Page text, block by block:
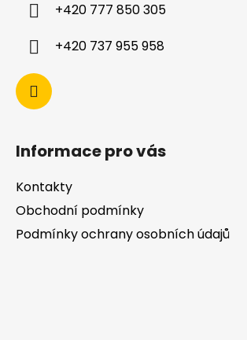
+420 777 850 305
+420 737 955 958
Informace pro vás
Kontakty
Obchodní podmínky
Podmínky ochrany osobních údajů